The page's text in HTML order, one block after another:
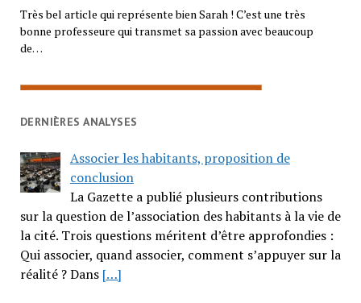
Très bel article qui représente bien Sarah ! C’est une très
bonne professeure qui transmet sa passion avec beaucoup
de…
DERNIÈRES ANALYSES
Associer les habitants, proposition de
conclusion
La Gazette a publié plusieurs contributions
sur la question de l’association des habitants à la vie de
la cité. Trois questions méritent d’être approfondies :
Qui associer, quand associer, comment s’appuyer sur la
réalité ? Dans […]